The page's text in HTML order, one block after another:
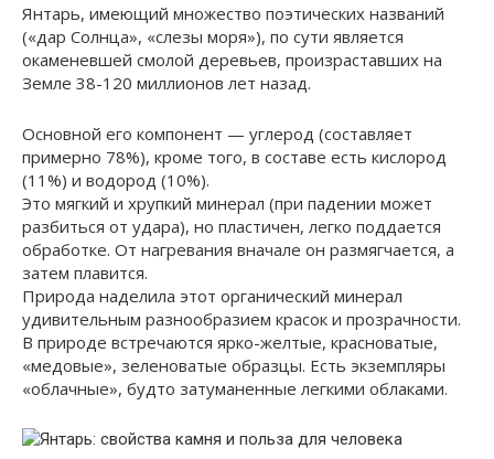
Янтарь, имеющий множество поэтических названий
(«дар Солнца», «слезы моря»), по сути является
окаменевшей смолой деревьев, произраставших на
Земле 38-120 миллионов лет назад.
Основной его компонент — углерод (составляет
примерно 78%), кроме того, в составе есть кислород
(11%) и водород (10%).
Это мягкий и хрупкий минерал (при падении может
разбиться от удара), но пластичен, легко поддается
обработке. От нагревания вначале он размягчается, а
затем плавится.
Природа наделила этот органический минерал
удивительным разнообразием красок и прозрачности.
В природе встречаются ярко-желтые, красноватые,
«медовые», зеленоватые образцы. Есть экземпляры
«облачные», будто затуманенные легкими облаками.